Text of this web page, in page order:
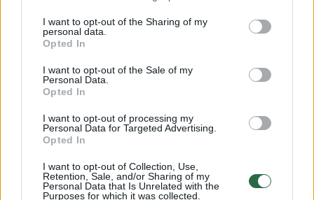
I want to opt-out of the Sharing of my
personal data.
Opted In
I want to opt-out of the Sale of my
Personal Data.
Opted In
I want to opt-out of processing my
Personal Data for Targeted Advertising.
Opted In
I want to opt-out of Collection, Use,
Retention, Sale, and/or Sharing of my
Personal Data that Is Unrelated with the
Purposes for which it was collected.
00:00:30
Vaizdai iš tragiškos avarijos Vilniaus r.: dviejų moterų ir
Žinios | Lietuvos diena
00:00:59
Nufilmavo, kaip patvino Vilniaus Vakarinis aplinkkelis:
vaizdas pribloškia
Žinios | Lietuvos diena